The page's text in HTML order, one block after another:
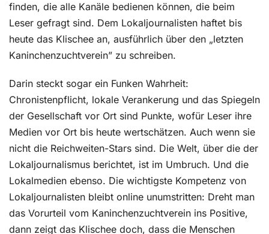
finden, die alle Kanäle bedienen können, die beim
Leser gefragt sind. Dem Lokaljournalisten haftet bis
heute das Klischee an, ausführlich über den „letzten
Kaninchenzuchtverein” zu schreiben.
Darin steckt sogar ein Funken Wahrheit:
Chronistenpflicht, lokale Verankerung und das Spiegeln
der Gesellschaft vor Ort sind Punkte, wofür Leser ihre
Medien vor Ort bis heute wertschätzen. Auch wenn sie
nicht die Reichweiten-Stars sind. Die Welt, über die der
Lokaljournalismus berichtet, ist im Umbruch. Und die
Lokalmedien ebenso. Die wichtigste Kompetenz von
Lokaljournalisten bleibt online unumstritten: Dreht man
das Vorurteil vom Kaninchenzuchtverein ins Positive,
dann zeigt das Klischee doch, dass die Menschen